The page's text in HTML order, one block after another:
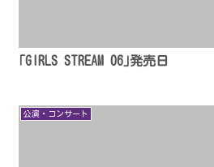
｢GIRLS STREAM 06｣発売日
公演・コンサート